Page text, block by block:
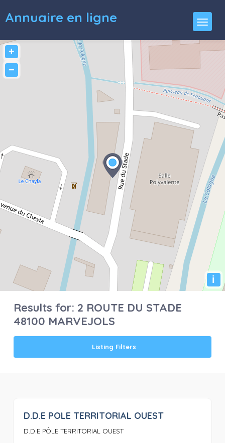
Annuaire en ligne
+
−
i
Results for: 2 ROUTE DU STADE
48100 MARVEJOLS
Listing Filters
D.D.E POLE TERRITORIAL OUEST
D.D.E PÔLE TERRITORIAL OUEST